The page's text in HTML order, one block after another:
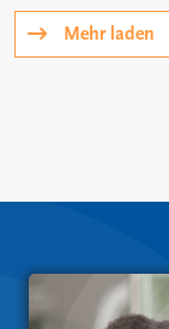
Mehr laden